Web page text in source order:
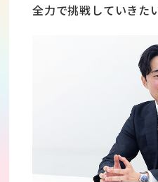
全力で挑戦していきた